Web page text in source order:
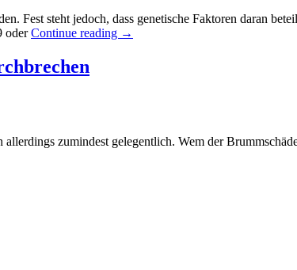
Fest steht jedoch, dass genetische Faktoren daran
oderContinue reading →
allerdings zumindest gelegentlich. Wem der